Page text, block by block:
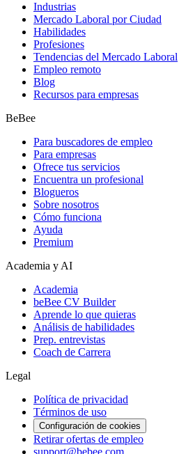
Industrias
Mercado Laboral por Ciudad
Habilidades
Profesiones
Tendencias del Mercado Laboral
Empleo remoto
Blog
Recursos para empresas
BeBee
Para buscadores de empleo
Para empresas
Ofrece tus servicios
Encuentra un profesional
Blogueros
Sobre nosotros
Cómo funciona
Ayuda
Premium
Academia y AI
Academia
beBee CV Builder
Aprende lo que quieras
Análisis de habilidades
Prep. entrevistas
Coach de Carrera
Legal
Política de privacidad
Términos de uso
Configuración de cookies
Retirar ofertas de empleo